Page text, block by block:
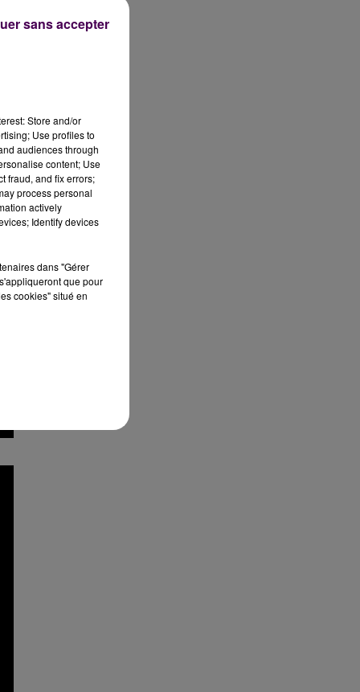
Store and/or
Use profiles to
audiences through
content; Use
fraud, and fix errors;
process personal
actively
Identify devices
dans "Gérer
que pour
cookies" situé en
sans accepter